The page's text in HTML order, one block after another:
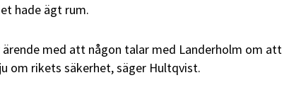
hade ägt rum.
med att någon talar med Landerholm om att
om rikets säkerhet, säger Hultqvist.